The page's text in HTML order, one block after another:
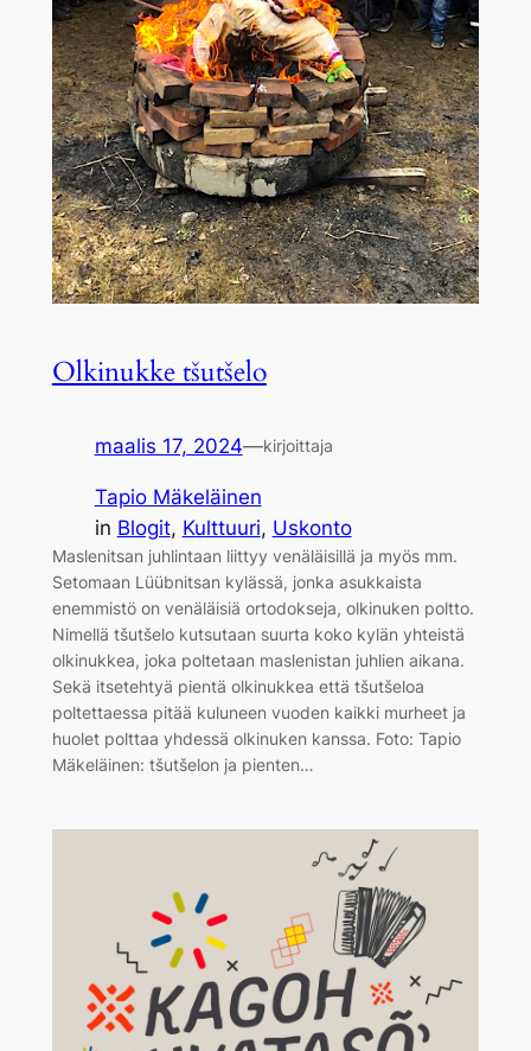
Olkinukke tšutšelo
maalis 17, 2024—kirjoittaja
Tapio Mäkeläinen
in Blogit, Kulttuuri, Uskonto
Maslenitsan juhlintaan liittyy venäläisillä ja myös mm.
Setomaan Lüübnitsan kylässä, jonka asukkaista
enemmistö on venäläisiä ortodokseja, olkinuken poltto.
Nimellä tšutšelo kutsutaan suurta koko kylän yhteistä
olkinukkea, joka poltetaan maslenistan juhlien aikana.
Sekä itsetehtyä pientä olkinukkea että tšutšeloa
poltettaessa pitää kuluneen vuoden kaikki murheet ja
huolet polttaa yhdessä olkinuken kanssa. Foto: Tapio
Mäkeläinen: tšutšelon ja pienten…